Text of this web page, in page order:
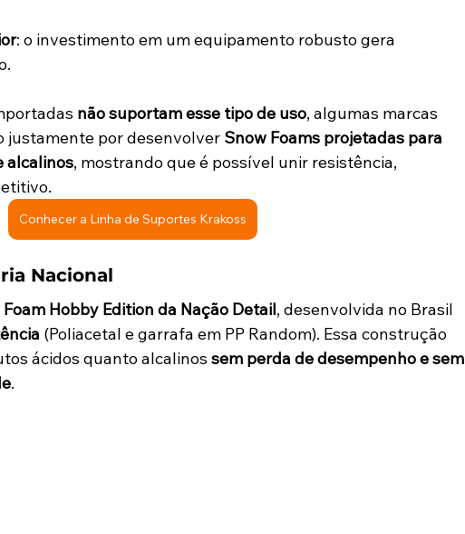
: o investimento em um equipamento robusto gera
não suportam esse tipo de uso, algumas marcas
justamente por desenvolver Snow Foams projetadas para
alcalinos, mostrando que é possível unir resistência,
Conhecer a Linha de Suportes Krakoss
Nacional
Hobby Edition da Nação Detail, desenvolvida no Brasil
(Poliacetal e garrafa em PP Random). Essa construção
ácidos quanto alcalinos sem perda de desempenho e sem
.